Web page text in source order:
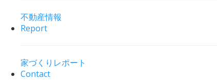
不動産情報
Report
家づくりレポート
Contact